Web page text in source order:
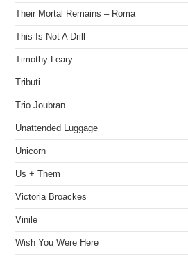
Their Mortal Remains – Roma
This Is Not A Drill
Timothy Leary
Tributi
Trio Joubran
Unattended Luggage
Unicorn
Us + Them
Victoria Broackes
Vinile
Wish You Were Here